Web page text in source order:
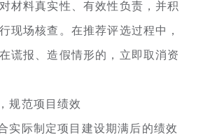
材料真实性、有效性负责，并积
现场核查。在推荐评选过程中，
谎报、造假情形的，立即取消资
规范项目绩效
实际制定项目建设期满后的绩效